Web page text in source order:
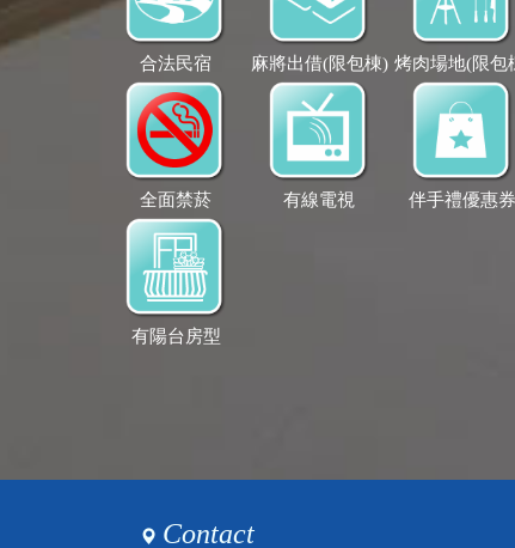
合法民宿 麻將出借(限包棟) 烤肉場地(限包
全面禁菸 有線電視 伴手禮優惠券
有陽台房型
Contact